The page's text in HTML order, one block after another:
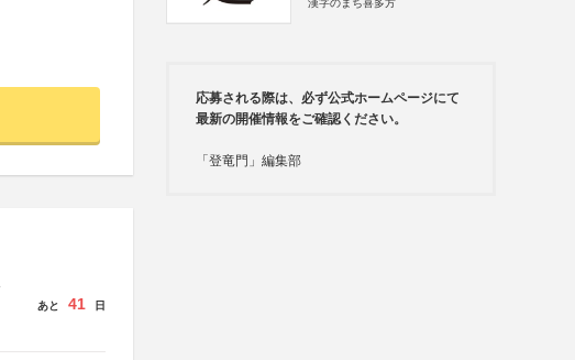
あと 41 日
漢字のまち喜多方
応募される際は、必ず公式ホームページにて
最新の開催情報をご確認ください。
「登竜門」編集部